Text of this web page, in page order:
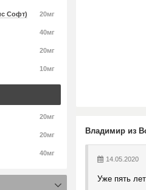
Владимир из
14.05.2020
Уже пять
20мг
Софт)
40мг
20мг
10мг
20мг
20мг
40мг